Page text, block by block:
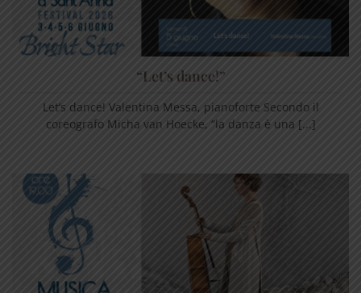
“Let’s dance!”
Let’s dance! Valentina Messa, pianoforte Secondo il
coreografo Micha van Hoecke, “la danza è una [...]